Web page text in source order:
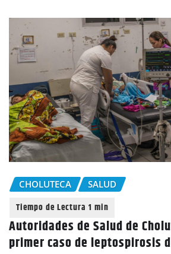
CHOLUTECA SALUD
Autoridades de Salud de
primer caso de leptospirosis